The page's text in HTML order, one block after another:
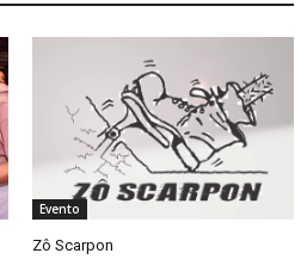
Evento
Zô Scarpon